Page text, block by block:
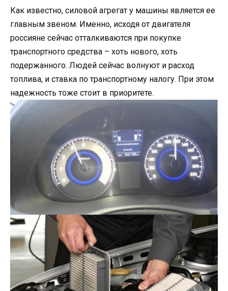
Как известно, силовой агрегат у машины является ее
главным звеном. Именно, исходя от двигателя
россияне сейчас отталкиваются при покупке
транспортного средства – хоть нового, хоть
подержанного. Людей сейчас волнуют и расход
топлива, и ставка по транспортному налогу. При этом
надежность тоже стоит в приоритете.